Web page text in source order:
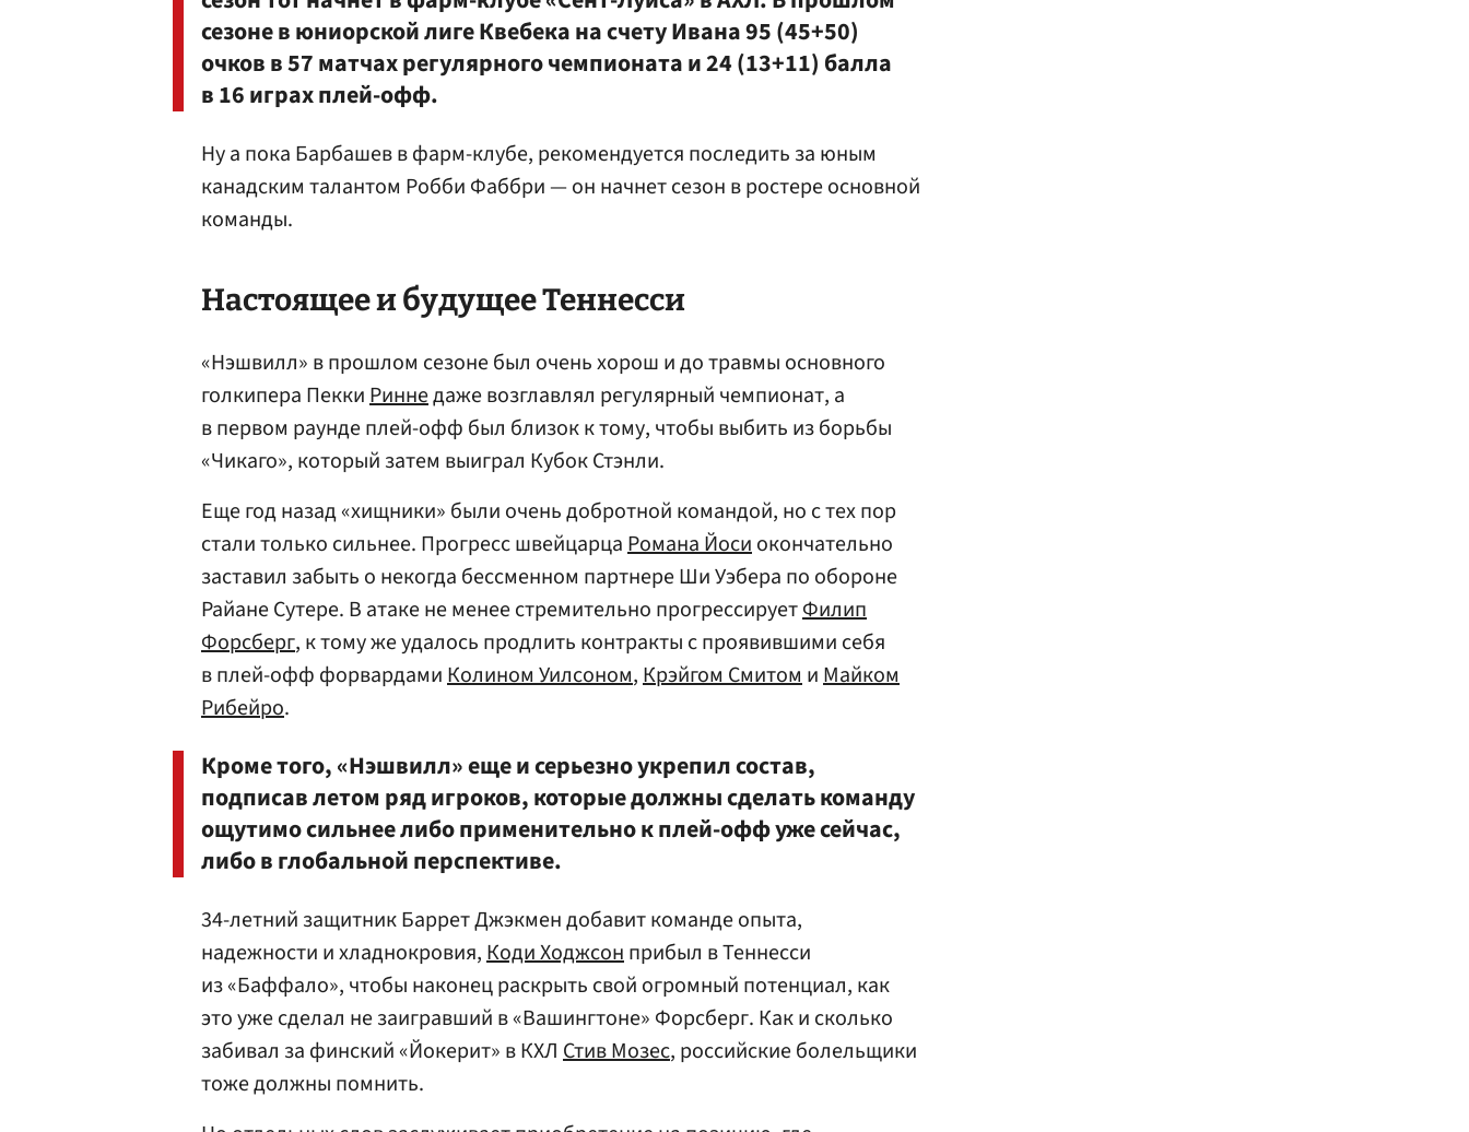
сезоне в юниорской лиге Квебека на счету Ивана 95 (45+50)
очков в 57 матчах регулярного чемпионата и 24 (13+11) балла
в 16 играх плей-офф.
Ну а пока Барбашев в фарм-клубе, рекомендуется последить за юным
канадским талантом Робби Фаббри — он начнет сезон в ростере основной
команды.
Настоящее и будущее Теннесси
«Нэшвилл» в прошлом сезоне был очень хорош и до травмы основного
голкипера ПеккиРиннедаже возглавлял регулярный чемпионат, а
в первом раунде плей-офф был близок к тому, чтобы выбить из борьбы
«Чикаго», который затем выиграл Кубок Стэнли.
Еще год назад «хищники» были очень добротной командой, но с тех пор
стали только сильнее. Прогресс швейцарцаРомана Йосиокончательно
заставил забыть о некогда бессменном партнере Ши Уэбера по обороне
Райане Сутере. В атаке не менее стремительно прогрессируетФилип
Форсберг, к тому же удалось продлить контракты с проявившими себя
в плей-офф форвардамиКолином Уилсоном,Крэйгом СмитомиМайком
Рибейро.
Кроме того, «Нэшвилл» еще и серьезно укрепил состав,
подписав летом ряд игроков, которые должны сделать команду
ощутимо сильнее либо применительно к плей-офф уже сейчас,
либо в глобальной перспективе.
34-летний защитник Баррет Джэкмен добавит команде опыта,
надежности и хладнокровия,Коди Ходжсонприбыл в Теннесси
из «Баффало», чтобы наконец раскрыть свой огромный потенциал, как
это уже сделал не заигравший в «Вашингтоне» Форсберг. Как и сколько
забивал за финский «Йокерит» в КХЛ Стив Мозес, российские болельщики
тоже должны помнить.